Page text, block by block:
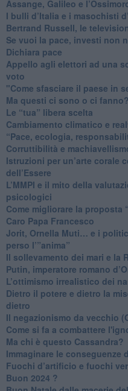
​Assange, Galileo e
​I bulli d’Italia e i masochisti
​Bertrand Russell, le
​Se vuoi la pace, investi non
​Dichiara pace
​Appello agli elettori ad una
voto
"Come sfasciare il paese in
​Ma questi ci sono o ci fanno?
​Le “tua” libera scelta
Cambiamento climatico e
“Pace, ecologia,
​Corruttibilità e
Istruzioni per un’arte corale
dell’Essere
​L’MMPI e il mito della
psicologici
Come migliorare la proposta
Caro Papa Francesco
​Jorit, Ornella Muti… e i
perso l’”anima”
​Il sollevamento dei mari e la
Putin, imperatore romano
​L’ottimismo irrealistico dei
​Dietro il potere e dietro la
dietro
Il negazionismo da vecchio
Come si fa a combattere
Ma chi è questo Cassandra?
Immaginare le conseguenze
​Fuochi d’artificio e fuochi
Buon 2024 ?